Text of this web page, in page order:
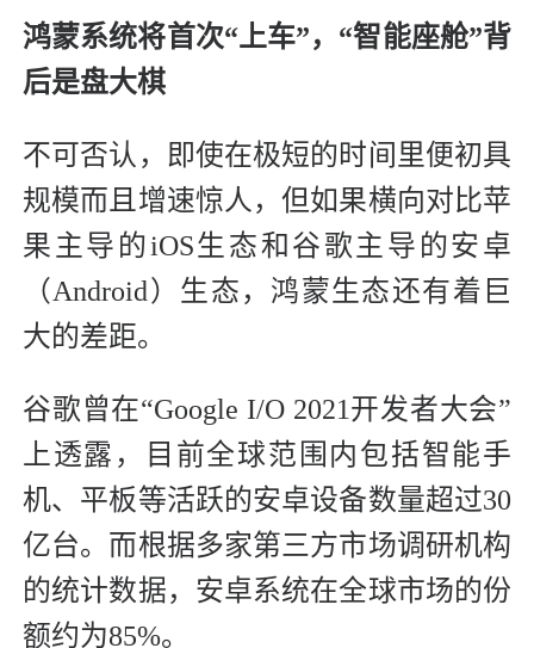
鸿蒙系统将首次“上车”， “智能座舱”背
后是盘大棋
不可否认，即使在极短的时间里便初具
规模而且增速惊人，但如果横向对比苹
果主导的iOS生态和谷歌主导的安卓
（Android）生态，鸿蒙生态还有着巨
大的差距。
谷歌曾在“Google I/O 2021开发者大会”
上透露，目前全球范围内包括智能手
机、平板等活跃的安卓设备数量超过30
亿台。而根据多家第三方市场调研机构
的统计数据，安卓系统在全球市场的份
额约为85%。